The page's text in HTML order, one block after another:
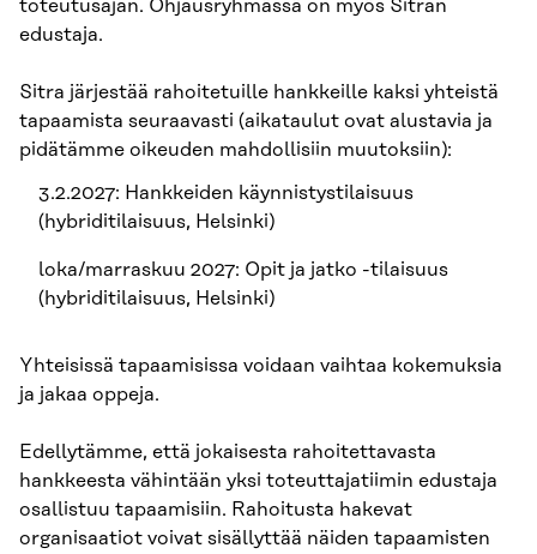
toteutusajan. Ohjausryhmässä on myös Sitran
edustaja.
Sitra järjestää rahoitetuille hankkeille kaksi yhteistä
tapaamista seuraavasti (aikataulut ovat alustavia ja
pidätämme oikeuden mahdollisiin muutoksiin):
3.2.2027: Hankkeiden käynnistystilaisuus
(hybriditilaisuus, Helsinki)
loka/marraskuu 2027: Opit ja jatko -tilaisuus
(hybriditilaisuus, Helsinki)
Yhteisissä tapaamisissa voidaan vaihtaa kokemuksia
ja jakaa oppeja.
Edellytämme, että jokaisesta rahoitettavasta
hankkeesta vähintään yksi toteuttajatiimin edustaja
osallistuu tapaamisiin. Rahoitusta hakevat
organisaatiot voivat sisällyttää näiden tapaamisten